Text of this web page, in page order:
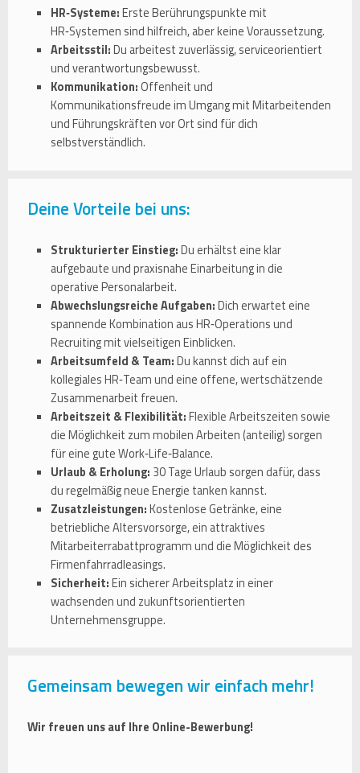
HR‑Systeme:Erste Berührungspunkte mit
HR‑Systemen sind hilfreich, aber keine Voraussetzung.
Arbeitsstil:Du arbeitest zuverlässig, serviceorientiert
und verantwortungsbewusst.
Kommunikation:Offenheit und
Kommunikationsfreude im Umgang mit Mitarbeitenden
und Führungskräften vor Ort sind für dich
selbstverständlich.
Deine Vorteile bei uns:
Strukturierter Einstieg:Du erhältst eine klar
aufgebaute und praxisnahe Einarbeitung in die
operative Personalarbeit.
Abwechslungsreiche Aufgaben:Dich erwartet eine
spannende Kombination aus HR‑Operations und
Recruiting mit vielseitigen Einblicken.
Arbeitsumfeld & Team:Du kannst dich auf ein
kollegiales HR‑Team und eine offene, wertschätzende
Zusammenarbeit freuen.
Arbeitszeit & Flexibilität:Flexible Arbeitszeiten sowie
die Möglichkeit zum mobilen Arbeiten (anteilig) sorgen
für eine gute Work‑Life‑Balance.
Urlaub & Erholung: 30 Tage Urlaub sorgen dafür, dass
du regelmäßig neue Energie tanken kannst.
Zusatzleistungen:Kostenlose Getränke, eine
betriebliche Altersvorsorge, ein attraktives
Mitarbeiterrabattprogramm und die Möglichkeit des
Firmenfahrradleasings.
Sicherheit:Ein sicherer Arbeitsplatz in einer
wachsenden und zukunftsorientierten
Unternehmensgruppe.
Gemeinsam bewegen wir einfach mehr!
Wir freuen uns auf Ihre Online-Bewerbung!